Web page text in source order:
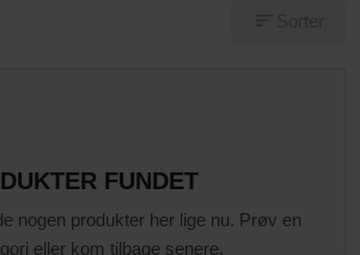
FUNDET
nogen produkter her lige nu. Prøv en
eller kom tilbage senere.